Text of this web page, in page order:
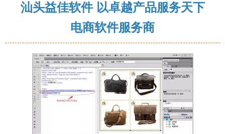
汕头益佳软件 以卓越产品服务天下
电商软件服务商